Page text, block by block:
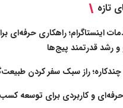
تازه
اینستاگرام؛ راهکاری حرفه‌ای
رشد قدرتمند پیج‌ها
راز سبک سفر کردن
حرفه‌ای و کاربردی برای توسعه